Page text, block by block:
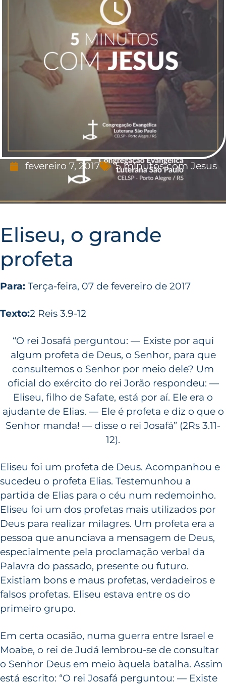
fevereiro 7, 2017 5 minutos com Jesus
Eliseu, o grande
profeta
Para: Terça-feira, 07 de fevereiro de 2017
Texto:2 Reis 3.9-12
“O rei Josafá perguntou: — Existe por aqui
algum profeta de Deus, o Senhor, para que
consultemos o Senhor por meio dele? Um
oficial do exército do rei Jorão respondeu: —
Eliseu, filho de Safate, está por aí. Ele era o
ajudante de Elias. — Ele é profeta e diz o que o
Senhor manda! — disse o rei Josafá” (2Rs 3.11-
12).
Eliseu foi um profeta de Deus. Acompanhou e
sucedeu o profeta Elias. Testemunhou a
partida de Elias para o céu num redemoinho.
Eliseu foi um dos profetas mais utilizados por
Deus para realizar milagres. Um profeta era a
pessoa que anunciava a mensagem de Deus,
especialmente pela proclamação verbal da
Palavra do passado, presente ou futuro.
Existiam bons e maus profetas, verdadeiros e
falsos profetas. Eliseu estava entre os do
primeiro grupo.
Em certa ocasião, numa guerra entre Israel e
Moabe, o rei de Judá lembrou-se de consultar
o Senhor Deus em meio àquela batalha. Assim
está escrito: “O rei Josafá perguntou: — Existe